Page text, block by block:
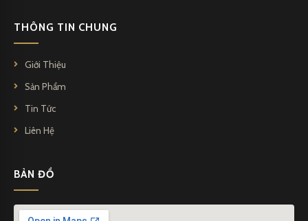
THÔNG TIN CHUNG
Giới Thiệu
Sản Phẩm
Tin Tức
Liên Hệ
BẢN ĐỒ